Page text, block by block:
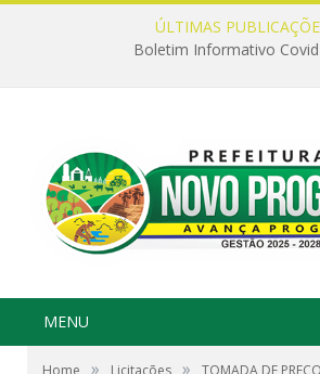
ÚLTIMAS
Boletim Informativo
MENU
Home » Licitações »
TOMADA DE